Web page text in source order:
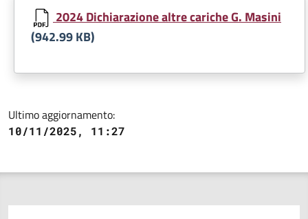
2024 Dichiarazione altre cariche G. Masini
(942.99 KB)
Ultimo aggiornamento:
10/11/2025, 11:27